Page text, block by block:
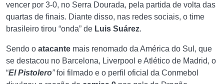
vencer por 3-0, no Serra Dourada, pela partida de volta das
quartas de finais. Diante disso, nas redes sociais, o time
brasileiro tirou “onda” de Luis Suárez.
Sendo o atacante mais renomado da América do Sul, que
se destacou no Barcelona, Liverpool e Atlético de Madrid, o
“El Pistolero”foi filmado e o perfil oficial da Conmebol